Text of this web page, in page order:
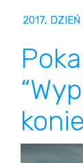
2017, DZIEŃ I